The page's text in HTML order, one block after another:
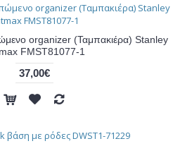
organizer (Ταμπακιέρα) Stanley
FMST81077-1
37,00€